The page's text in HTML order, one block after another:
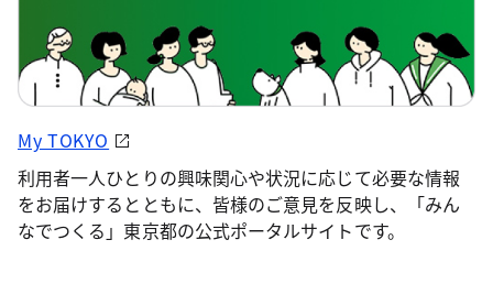
My TOKYO
利用者一人ひとりの興味関心や状況に応じて必要な情報
をお届けするとともに、皆様のご意見を反映し、「みん
なでつくる」東京都の公式ポータルサイトです。